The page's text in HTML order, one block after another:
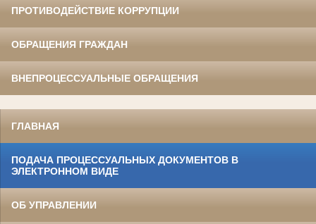
ПРОТИВОДЕЙСТВИЕ КОРРУПЦИИ
ОБРАЩЕНИЯ ГРАЖДАН
ВНЕПРОЦЕССУАЛЬНЫЕ ОБРАЩЕНИЯ
ГЛАВНАЯ
ПОДАЧА ПРОЦЕССУАЛЬНЫХ ДОКУМЕНТОВ В
ЭЛЕКТРОННОМ ВИДЕ
ОБ УПРАВЛЕНИИ